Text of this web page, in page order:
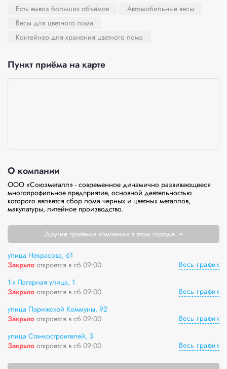
Есть вывоз больших объёмов
Автомобильные весы
Весы для цветного лома
Контейнер для хранения цветного лома
Пункт приёма на карте
О компании
ООО «Союзметалл» - современное динамично развивающееся
многопрофильное предприятие, основной деятельностью
которого является сбор лома черных и цветных металлов,
макулатуры, литейное производство.
Другие приёмки компании в этом городе
улица Некрасова, 61
Закрыто откроется в сб 09:00
Весь график
1-я Лагерная улица, 1
Закрыто откроется в сб 09:00
Весь график
улица Парижской Коммуны, 92
Закрыто откроется в сб 09:00
Весь график
улица Станкостроителей, 3
Закрыто откроется в сб 09:00 Весь график